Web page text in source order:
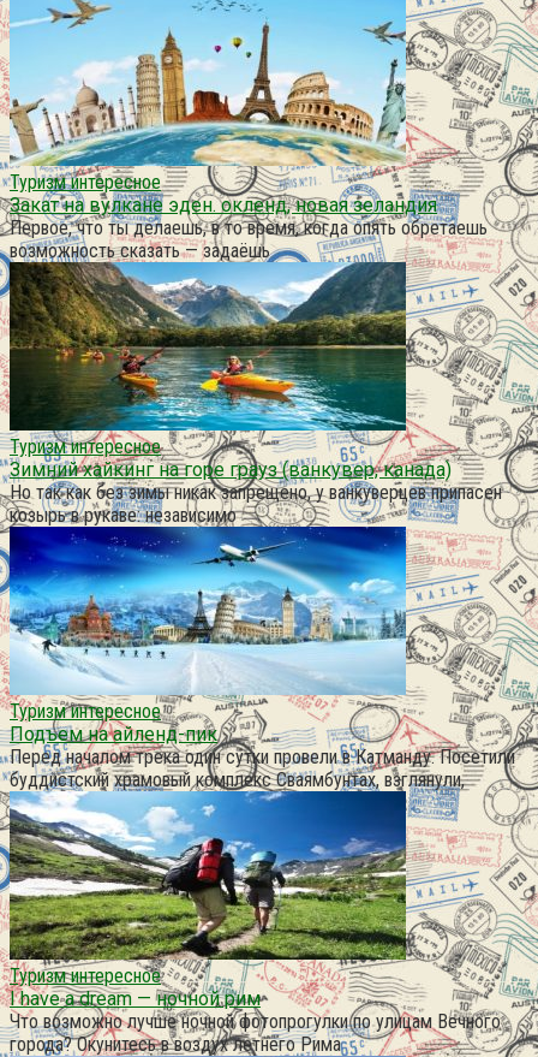
Туризм интересное
Закат на вулкане эден. окленд, новая зеландия
Первое, что ты делаешь, в то время, когда опять обретаешь
возможность сказать — задаёшь
Туризм интересное
Зимний хайкинг на горе грауз (ванкувер, канада)
Но так как без зимы никак запрещено, у ванкуверцев припасен
козырь в рукаве: независимо
Туризм интересное
Подъем на айленд-пик
Перед началом трека один сутки провели в Катманду. Посетили
буддистский храмовый комплекс Сваямбунтах, взглянули,
Туризм интересное
I have a dream — ночной рим
Что возможно лучше ночной фотопрогулки по улицам Вечного
города? Окунитесь в воздух летнего Рима